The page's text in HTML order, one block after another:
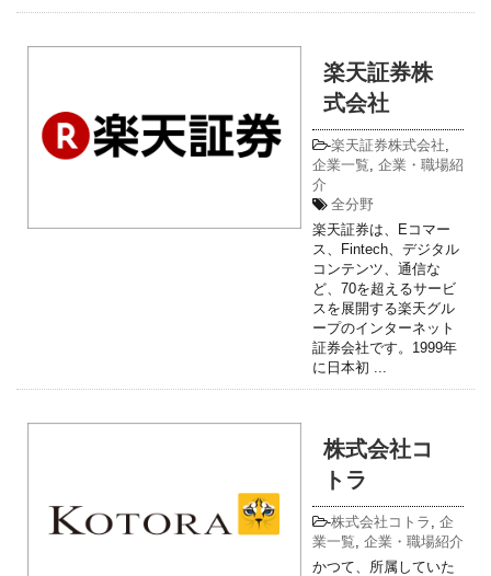
楽天証券株
式会社
-楽天証券株式会社,
企業一覧, 企業・職場紹
介
全分野
楽天証券は、Eコマー
ス、Fintech、デジタル
コンテンツ、通信な
ど、70を超えるサービ
スを展開する楽天グル
ープのインターネット
証券会社です。1999年
に日本初 ...
株式会社コ
トラ
-株式会社コトラ , 企
業一覧, 企業・職場紹介
かつて、所属していた